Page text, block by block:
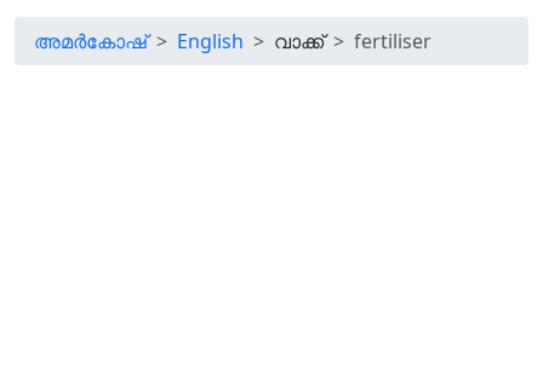
അമർകോഷ് English വാക്ക് fertiliser